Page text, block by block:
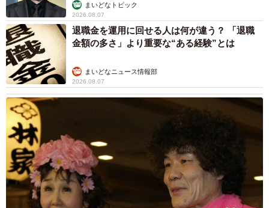
まいどなトピック
2026.08.07
退職金を運用に回せる人は何が違う？ 「退職
金額の多さ」より重要な“ある経験”とは
まいどなニュース情報部
2026.08.07